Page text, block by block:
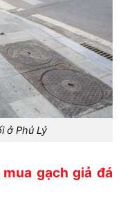
ở Phủ Lý
gạch giả đá